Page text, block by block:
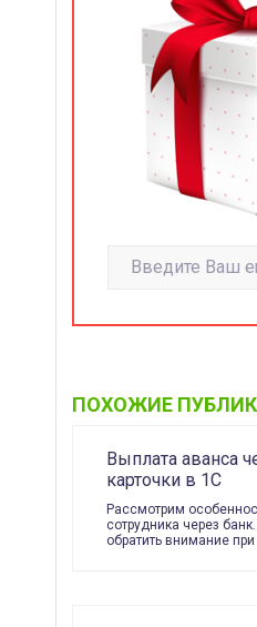
ПОХОЖИЕ
Выплата аванса
карточки в 1С
Рассмотрим
сотрудника через
обратить внимание